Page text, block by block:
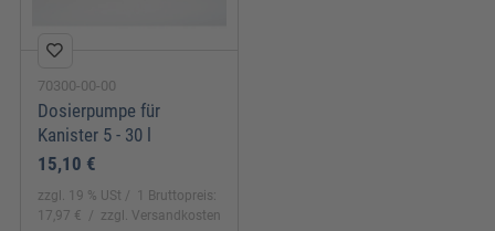
70300-00-00
Dosierpumpe für
Kanister 5 - 30 l
15,10 €
zzgl. 19 % USt
1 Bruttopreis:
17,97 €
zzgl. Versandkosten